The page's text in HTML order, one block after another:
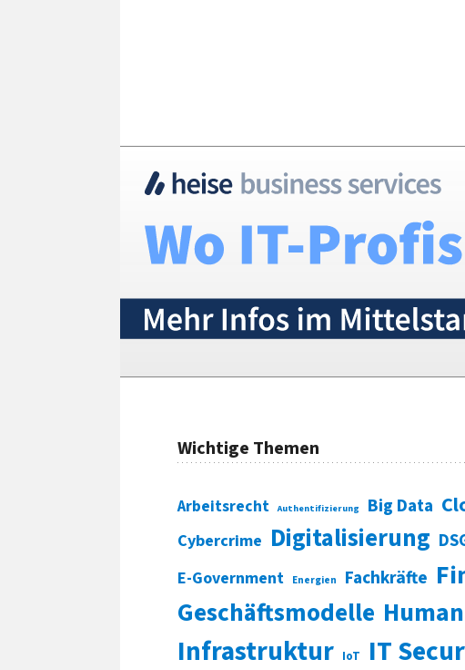
Wichtige Themen
Arbeitsrecht Authentifizierung Big Data
Cybercrime Digitalisierung
E-Government Energien Fachkräfte
Geschäftsmodelle
Infrastruktur IoT IT